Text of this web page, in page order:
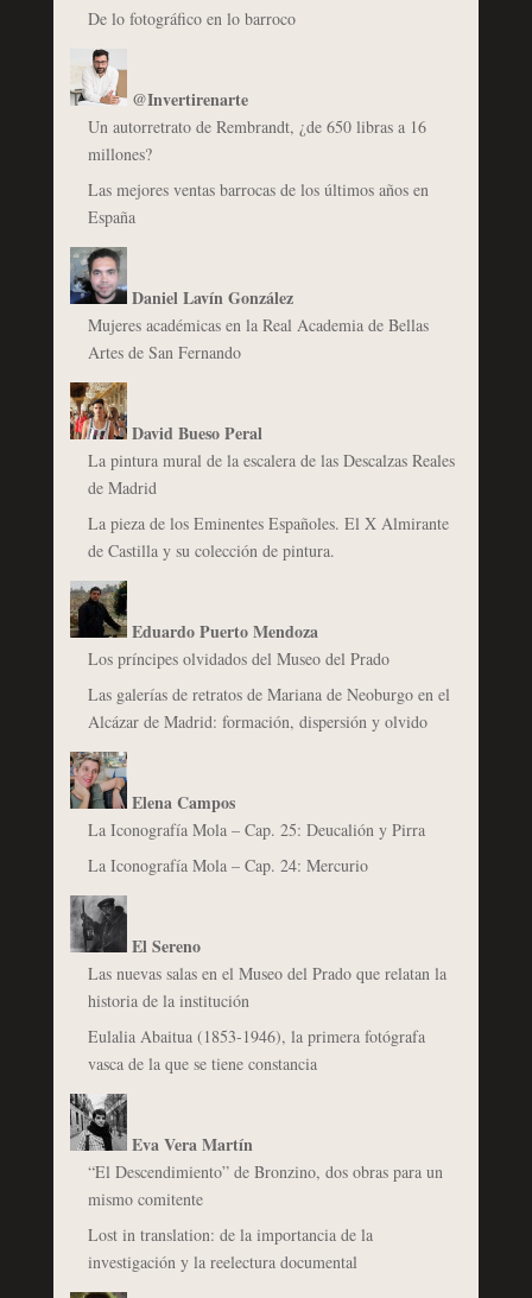
De lo fotográfico en lo barroco
@Invertirenarte
Un autorretrato de Rembrandt, ¿de 650 libras a 16
millones?
Las mejores ventas barrocas de los últimos años en
España
Daniel Lavín González
Mujeres académicas en la Real Academia de Bellas
Artes de San Fernando
David Bueso Peral
La pintura mural de la escalera de las Descalzas Reales
de Madrid
La pieza de los Eminentes Españoles. El X Almirante
de Castilla y su colección de pintura.
Eduardo Puerto Mendoza
Los príncipes olvidados del Museo del Prado
Las galerías de retratos de Mariana de Neoburgo en el
Alcázar de Madrid: formación, dispersión y olvido
Elena Campos
La Iconografía Mola – Cap. 25: Deucalión y Pirra
La Iconografía Mola – Cap. 24: Mercurio
El Sereno
Las nuevas salas en el Museo del Prado que relatan la
historia de la institución
Eulalia Abaitua (1853-1946), la primera fotógrafa
vasca de la que se tiene constancia
Eva Vera Martín
“El Descendimiento” de Bronzino, dos obras para un
mismo comitente
Lost in translation: de la importancia de la
investigación y la reelectura documental